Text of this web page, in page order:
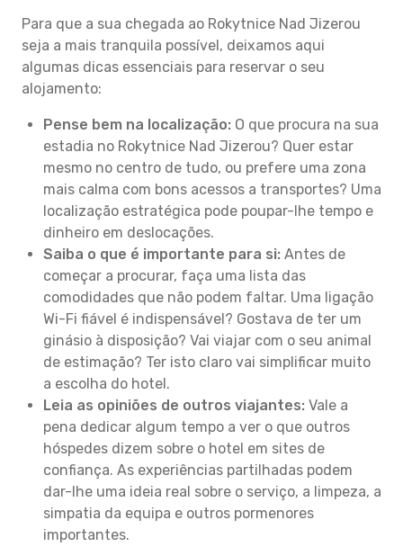
Para que a sua chegada ao Rokytnice Nad Jizerou
seja a mais tranquila possível, deixamos aqui
algumas dicas essenciais para reservar o seu
alojamento:
Pense bem na localização: O que procura na sua
estadia no Rokytnice Nad Jizerou? Quer estar
mesmo no centro de tudo, ou prefere uma zona
mais calma com bons acessos a transportes? Uma
localização estratégica pode poupar-lhe tempo e
dinheiro em deslocações.
Saiba o que é importante para si: Antes de
começar a procurar, faça uma lista das
comodidades que não podem faltar. Uma ligação
Wi-Fi fiável é indispensável? Gostava de ter um
ginásio à disposição? Vai viajar com o seu animal
de estimação? Ter isto claro vai simplificar muito
a escolha do hotel.
Leia as opiniões de outros viajantes: Vale a
pena dedicar algum tempo a ver o que outros
hóspedes dizem sobre o hotel em sites de
confiança. As experiências partilhadas podem
dar-lhe uma ideia real sobre o serviço, a limpeza, a
simpatia da equipa e outros pormenores
importantes.